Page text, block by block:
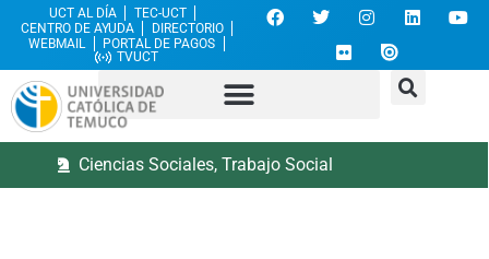
UCT AL DÍA
TEC-UCT
CENTRO DE AYUDA
DIRECTORIO
WEBMAIL
PORTAL DE PAGOS
TVUCT
Ciencias Sociales, Trabajo Social